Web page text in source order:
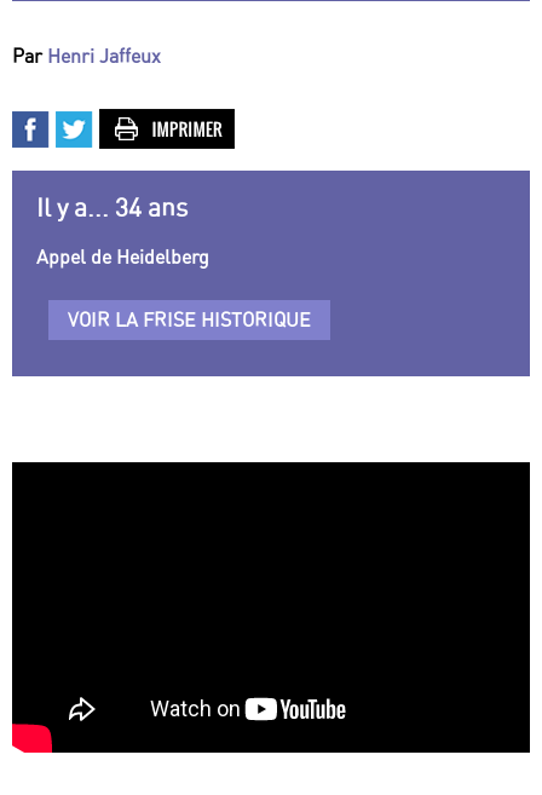
Par Henri Jaffeux
Il y a... 34 ans
Appel de Heidelberg
VOIR LA FRISE HISTORIQUE